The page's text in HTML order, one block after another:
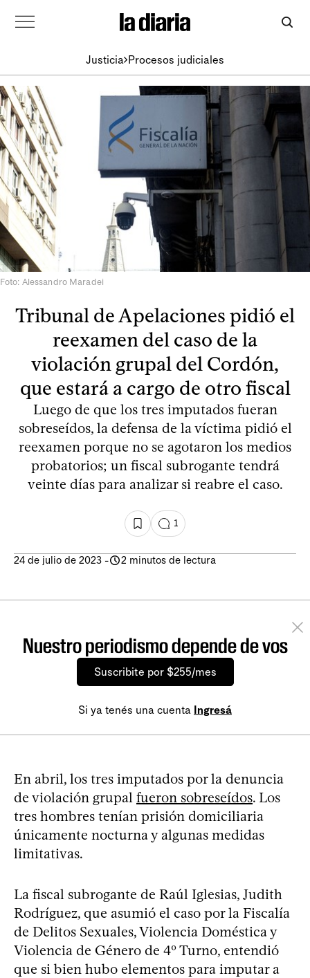
Justicia Procesos judiciales
Foto: Alessandro Maradei
Tribunal de Apelaciones pidió el
reexamen del caso de la
violación grupal del Cordón,
que estará a cargo de otro fiscal
Luego de que los tres imputados fueran
sobreseídos, la defensa de la víctima pidió el
reexamen porque no se agotaron los medios
probatorios; un fiscal subrogante tendrá
veinte días para analizar si reabre el caso.
1
24 de julio de 2023 - 2 minutos de lectura
Nuestro periodismo depende de vos
Suscribite por $255/mes
Si ya tenés una cuenta Ingresá
En abril, los tres imputados por la denuncia
de violación grupal fueron sobreseídos. Los
tres hombres tenían prisión domiciliaria
únicamente nocturna y algunas medidas
limitativas.
La fiscal subrogante de Raúl Iglesias, Judith
Rodríguez, que asumió el caso por la Fiscalía
de Delitos Sexuales, Violencia Doméstica y
Violencia de Género de 4º Turno, entendió
que si bien hubo elementos para imputar a